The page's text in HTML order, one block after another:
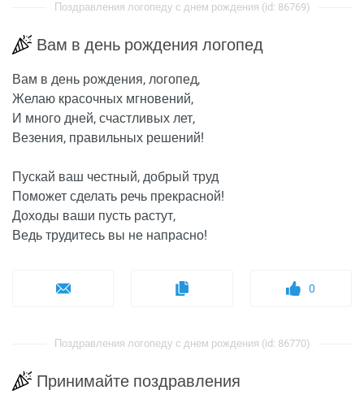
Поздравления логопеду с днем рождения (id: 86769)
Вам в день рождения логопед
Вам в день рождения, логопед,
Желаю красочных мгновений,
И много дней, счастливых лет,
Везения, правильных решений!
Пускай ваш честный, добрый труд
Поможет сделать речь прекрасной!
Доходы ваши пусть растут,
Ведь трудитесь вы не напрасно!
0
Поздравления логопеду с днем рождения (id: 86770)
Принимайте поздравления